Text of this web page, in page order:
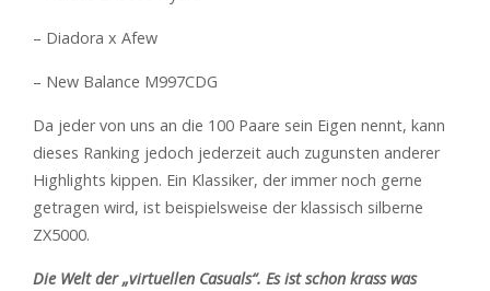
– Diadora x Afew
– New Balance M997CDG
Da jeder von uns an die 100 Paare sein Eigen nennt, kann
dieses Ranking jedoch jederzeit auch zugunsten anderer
Highlights kippen. Ein Klassiker, der immer noch gerne
getragen wird, ist beispielsweise der klassisch silberne
ZX5000.
Die Welt der „virtuellen Casuals“. Es ist schon krass was